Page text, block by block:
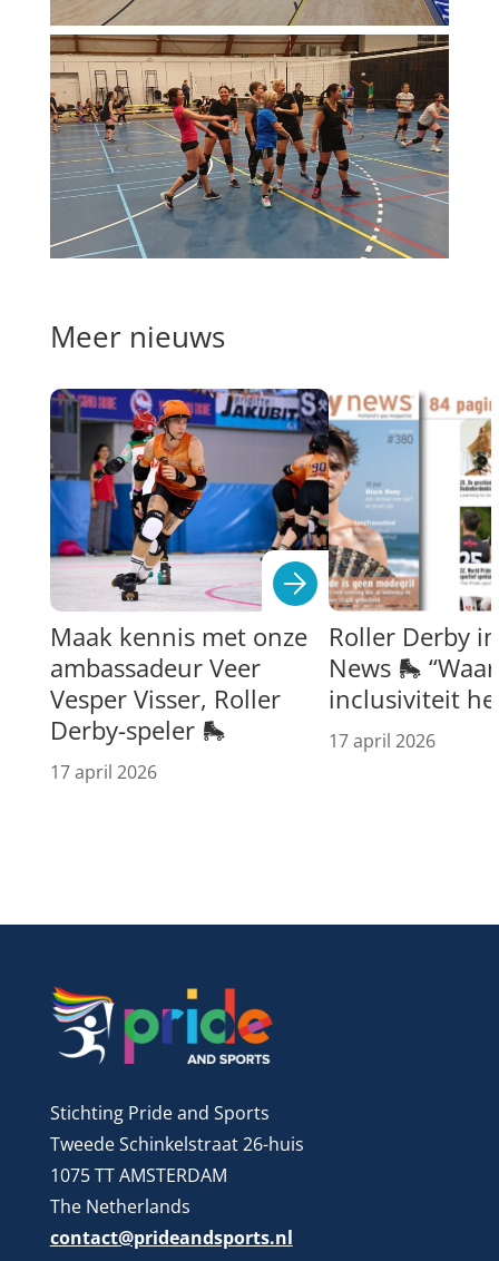
Meer nieuws
Maak kennis met onze
ambassadeur Veer
Vesper Visser, Roller
Derby-speler 🛼
17 april 2026
Roller Derby
News 🛼
inclusiviteit
17 april 2026
Stichting Pride and Sports
Tweede Schinkelstraat 26-huis
1075 TT AMSTERDAM
The Netherlands
contact@prideandsports.nl